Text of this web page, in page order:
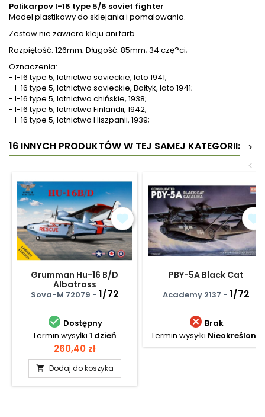
Polikarpov I-16 type 5/6 soviet fighter
Model plastikowy do sklejania i pomalowania.
Zestaw nie zawiera kleju ani farb.
Rozpiętość: 126mm; Długość: 85mm; 34 czę?ci;
Oznaczenia:
- I-16 type 5, lotnictwo sovieckie, lato 1941;
- I-16 type 5, lotnictwo sovieckie, Bałtyk, lato 1941;
- I-16 type 5, lotnictwo chińskie, 1938;
- I-16 type 5, lotnictwo Finlandii, 1942;
- I-16 type 5, lotnictwo Hiszpanii, 1939;
16 INNYCH PRODUKTÓW W TEJ SAMEJ KATEGORII:
>
<
Grumman Hu-16 B/D
Albatross
Sova-M 72079 - 1/72
 Dostępny
Termin wysyłki 1 dzień
Cena
260,40 zł
 Dodaj do koszyka
PBY-5A Black Cat
Academy 2137 - 1/72
 Brak
Termin wysyłki Nieokreślony